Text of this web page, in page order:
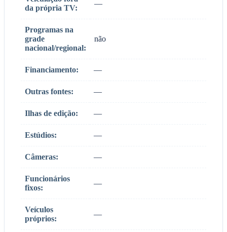
da própria TV:
—
Programas na
grade
nacional/regional:
não
Financiamento: —
Outras fontes: —
Ilhas de edição: —
Estúdios: —
Câmeras: —
Funcionários
fixos:
—
Veículos
próprios:
—